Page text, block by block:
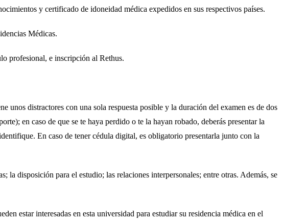
y certificado de idoneidad médica expedidos en sus respectivos países.
Médicas.
profesional, e inscripción al Rethus.
unos distractores con una sola respuesta posible y la duración del examen es de dos
en caso de que se te haya perdido o te la hayan robado, deberás presentar la
En caso de tener cédula digital, es obligatorio presentarla junto con la
disposición para el estudio; las relaciones interpersonales; entre otras. Además, se
estar interesadas en esta universidad para estudiar su residencia médica en el